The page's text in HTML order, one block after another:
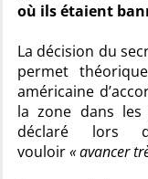
où ils étaient
La décision du
permet
américaine
la zone dans
déclaré lors
vouloir« avancer